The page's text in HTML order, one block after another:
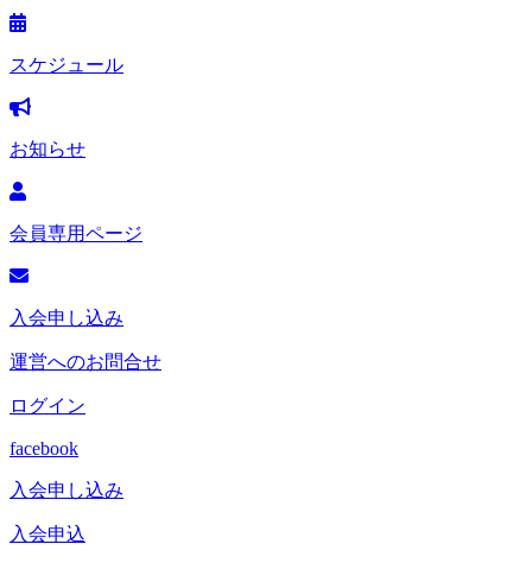
スケジュール
お知らせ
会員専用ページ
入会申し込み
運営へのお問合せ
ログイン
facebook
入会申し込み
入会申込